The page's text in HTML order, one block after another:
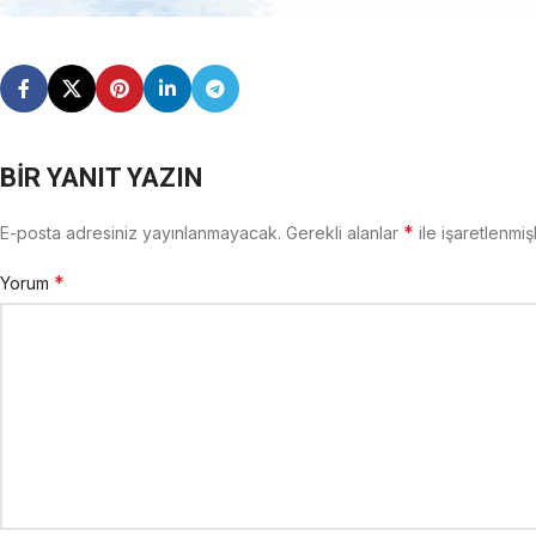
BIR YANIT YAZIN
E-posta adresiniz yayınlanmayacak. Gerekli alanlar * ile
Yorum *